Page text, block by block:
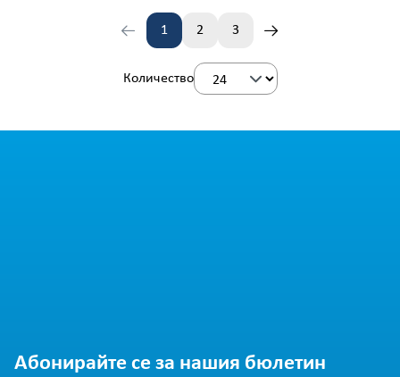
Страница
1 2
Страница
3
Количество
Абонирайте се за нашия бюлетин